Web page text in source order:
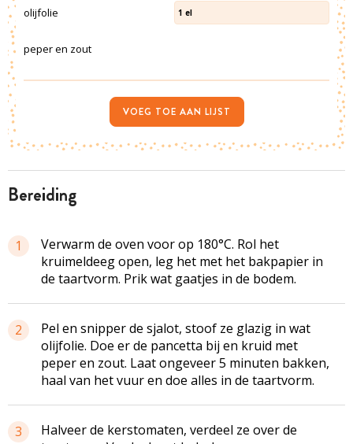
bereiding
1
Verwarm de oven voor op 180°C. Rol het
kruimeldeeg open, leg het met het bakpapier in
de taartvorm. Prik wat gaatjes in de bodem.
2
Pel en snipper de sjalot, stoof ze glazig in wat
olijfolie. Doe er de pancetta bij en kruid met
peper en zout. Laat ongeveer 5 minuten bakken,
haal van het vuur en doe alles in de taartvorm.
3
Halveer de kerstomaten, verdeel ze over de
olijfolie 1 el
peper en zout
VOEG TOE AAN LIJST